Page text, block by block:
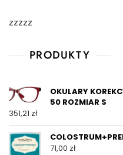
zzzzz
PRODUKTY
OKULARY
50 ROZMIAR S
351,21 zł
71,00 zł